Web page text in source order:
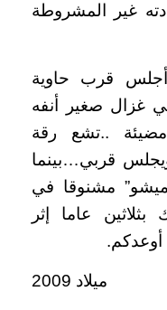
غير المشروطة
قرب حاوية
غزال صغير أنفه
..تشع رقة
قربي…بينما
مشنوقا في
عاما إثر
أوعدكم.
ميلاد 2009